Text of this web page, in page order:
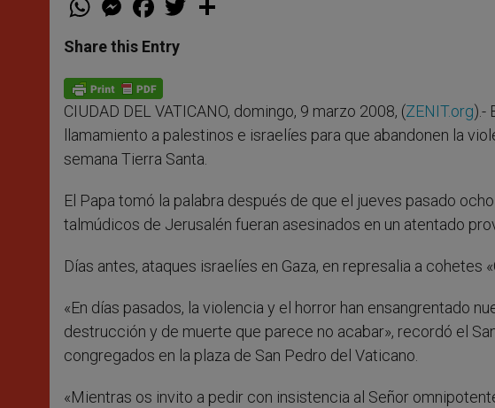
t
s
p
p
e
s
e
g
e
r
a
e
b
o
k
w
Share this Entry
CIUDAD DEL VATICANO, domingo, 9 marzo 2008, (ZENIT.org).-
llamamiento a palestinos e israelíes para que abandonen la
semana Tierra Santa.
El Papa tomó la palabra después de que el jueves pasado
talmúdicos de Jerusalén fueran asesinados en un atentado
Días antes, ataques israelíes en Gaza, en represalia a
«En días pasados, la violencia y el horror han ensangrentado
destrucción y de muerte que parece no acabar», recordó el
congregados en la plaza de San Pedro del Vaticano.
«Mientras os invito a pedir con insistencia al Señor